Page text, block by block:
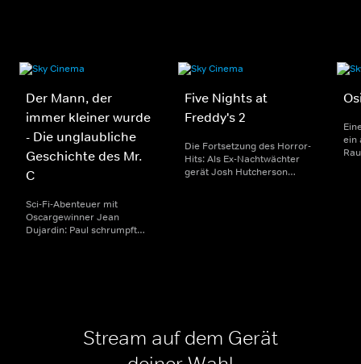
Der Mann, der
immer kleiner wurde
- Die unglaubliche
Geschichte des Mr.
C
Sci-Fi-Abenteuer mit
Oscargewinner Jean
Dujardin: Paul schrumpft
Five Nights at
Freddy's 2
Die Fortsetzung des Horror-
Hits: Als Ex-Nachtwächter
gerät Josh Hutcherson
ein
Stream auf dem Gerät